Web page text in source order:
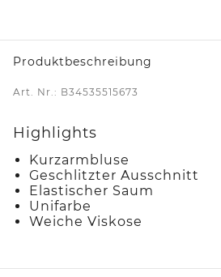
Produktbeschreibung
Art. Nr.: B34535515673
Highlights
Kurzarmbluse
Geschlitzter Ausschnitt
Elastischer Saum
Unifarbe
Weiche Viskose